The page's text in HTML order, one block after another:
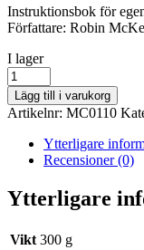
Instruktionsbok för
Författare: Robin
lager
saldo
I lager
Instruktionsbok:
Behandla
själv
din
egen
axel
mängd
Lägg till i varukorg
Artikelnr: MC0110
Ytterligare
Recensioner (0)
Ytterligare
Vikt 300 g